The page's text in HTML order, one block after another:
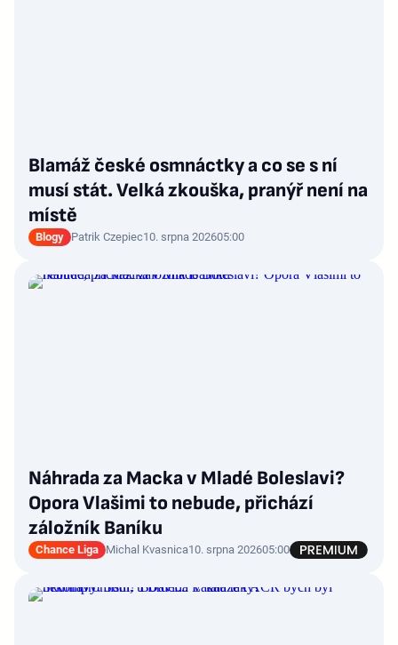
Blamáž české osmnáctky a co se s ní
musí stát. Velká zkouška, pranýř není na
místě
Blogy Patrik Czepiec10. srpna 202605:00
Náhrada za Macka v Mladé Boleslavi?
Opora Vlašimi to nebude, přichází
záložník Baníku
Chance Liga Michal Kvasnica10. srpna 202605:00